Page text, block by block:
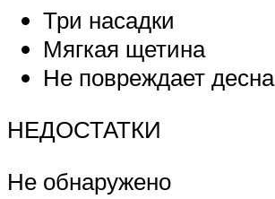
Три насадки
Мягкая щетина
Не повреждает десна
НЕДОСТАТКИ
Не обнаружено